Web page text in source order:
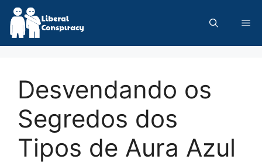
Skip
content
Desvendando os
Segredos dos
Tipos de Aura Azul